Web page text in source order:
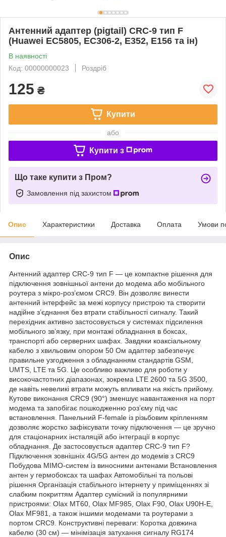
Антенний адаптер (pigtail) CRC-9 тип F
(Huawei EC5805, EC306-2, E352, E156 та ін)
В наявності
Код: 00000000023
Роздріб
125 ₴
Купити
або
Купити з
Що таке купити з Пром?
Замовлення під захистом
Опис Характеристики Доставка Оплата Умови
Опис
Антенний адаптер CRC-9 тип F — це компактне рішення для
підключення зовнішньої антени до модема або мобільного
роутера з мікро-роз’ємом CRC9. Він дозволяє винести
антенний інтерфейс за межі корпусу пристрою та створити
надійне з’єднання без втрати стабільності сигналу. Такий
перехідник активно застосовується у системах підсилення
мобільного зв’язку, при монтажі обладнання в боксах,
транспорті або серверних шафах. Завдяки коаксіальному
кабелю з хвильовим опором 50 Ом адаптер забезпечує
правильне узгодження з обладнанням стандартів GSM,
UMTS, LTE та 5G. Це особливо важливо для роботи у
високочастотних діапазонах, зокрема LTE 2600 та 5G 3500,
де навіть невеликі втрати можуть впливати на якість прийому.
Кутове виконання CRC9 (90°) зменшує навантаження на порт
модема та запобігає пошкодженню роз’єму під час
встановлення. Панельний F-female із різьбовим кріпленням
дозволяє жорстко зафіксувати точку підключення — це зручно
для стаціонарних інсталяцій або інтеграції в корпус
обладнання. Де застосовується адаптер CRC-9 тип F?
Підключення зовнішніх 4G/5G антен до модемів з CRC9
Побудова MIMO-систем із виносними антенами Встановлення
антен у гермобоксах та шафах Автомобільні та польові
рішення Організація стабільного інтернету у приміщеннях зі
слабким покриттям Адаптер сумісний із популярними
пристроями: Olax MT60, Olax MF985, Olax F90, Olax U90H-E,
Olax MF981, а також іншими модемами та роутерами з
портом CRC9. Конструктивні переваги: Коротка довжина
кабелю (30 см) — мінімізація затухання сигналу RG174